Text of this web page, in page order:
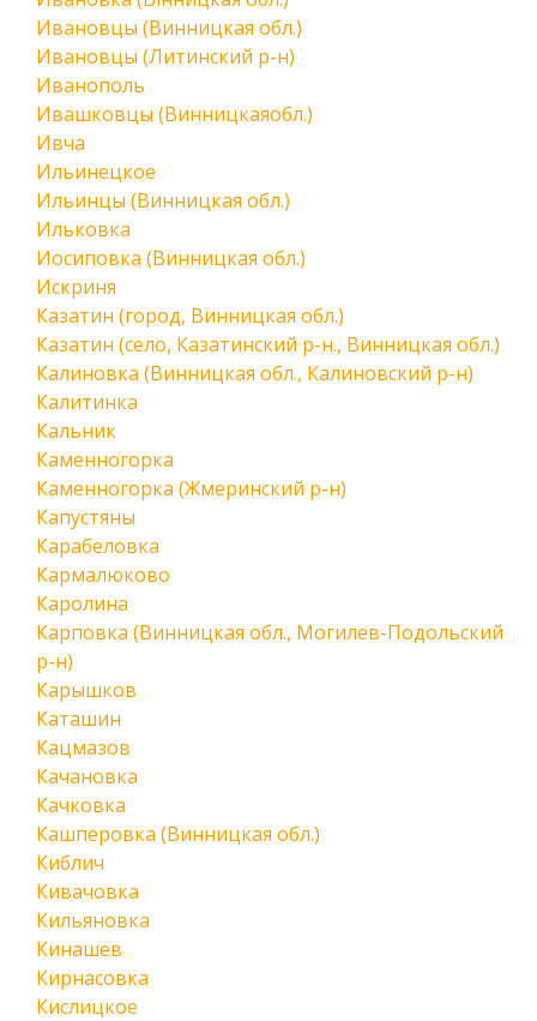
Ивановцы (Винницкая обл.)
Ивановцы (Литинский р-н)
Иванополь
Ивашковцы (Винницкаяобл.)
Ивча
Ильинецкое
Ильинцы (Винницкая обл.)
Ильковка
Иосиповка (Винницкая обл.)
Искриня
Казатин (город, Винницкая обл.)
Казатин (село, Казатинский р-н., Винницкая обл.)
Калиновка (Винницкая обл., Калиновский р-н)
Калитинка
Кальник
Каменногорка
Каменногорка (Жмеринский р-н)
Капустяны
Карабеловка
Кармалюково
Каролина
Карповка (Винницкая обл., Могилев-Подольский
р-н)
Карышков
Каташин
Кацмазов
Качановка
Качковка
Кашперовка (Винницкая обл.)
Киблич
Кивачовка
Кильяновка
Кинашев
Кирнасовка
Кислицкое